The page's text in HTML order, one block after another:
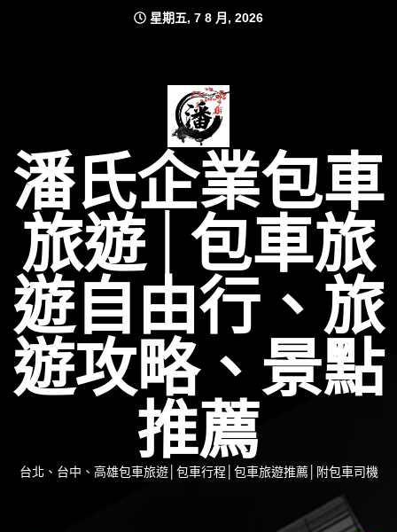
星期五, 7 8 月, 2026
潘氏企業包車
旅遊│包車旅
遊自由行、旅
遊攻略、景點
推薦
台北、台中、高雄包車旅遊│包車行程│包車旅遊推薦│附包車司機